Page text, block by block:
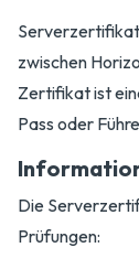
zwischen
Zertifikat ist
Pass oder
Die
Prüfungen: